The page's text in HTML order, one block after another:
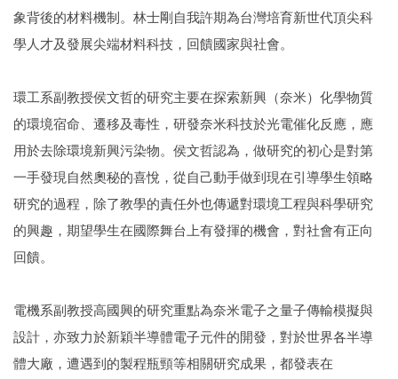
象背後的材料機制。林士剛自我許期為台灣培育新世代頂尖科
學人才及發展尖端材料科技，回饋國家與社會。
環工系副教授侯文哲的研究主要在探索新興（奈米）化學物質
的環境宿命、遷移及毒性，研發奈米科技於光電催化反應，應
用於去除環境新興污染物。侯文哲認為，做研究的初心是對第
一手發現自然奧秘的喜悅，從自己動手做到現在引導學生領略
研究的過程，除了教學的責任外也傳遞對環境工程與科學研究
的興趣，期望學生在國際舞台上有發揮的機會，對社會有正向
回饋。
電機系副教授高國興的研究重點為奈米電子之量子傳輸模擬與
設計，亦致力於新穎半導體電子元件的開發，對於世界各半導
體大廠，遭遇到的製程瓶頸等相關研究成果，都發表在